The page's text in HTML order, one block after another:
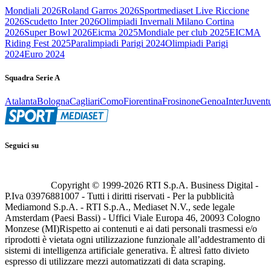
Mondiali 2026Roland Garros 2026Sportmediaset Live Riccione
2026Scudetto Inter 2026Olimpiadi Invernali Milano Cortina
2026Super Bowl 2026Eicma 2025Mondiale per club 2025EICMA
Riding Fest 2025Paralimpiadi Parigi 2024Olimpiadi Parigi
2024Euro 2024
Squadra Serie A
AtalantaBolognaCagliariComoFiorentinaFrosinoneGenoaInter
Seguici su
Copyright © 1999-2026 RTI S.p.A. Business Digital -
P.Iva 03976881007 - Tutti i diritti riservati - Per la pubblicità
Mediamond S.p.A. - RTI S.p.A., Mediaset N.V., sede legale
Amsterdam (Paesi Bassi) - Uffici Viale Europa 46, 20093 Cologno
Monzese (MI)Rispetto ai contenuti e ai dati personali trasmessi e/o
riprodotti è vietata ogni utilizzazione funzionale all’addestramento di
sistemi di intelligenza artificiale generativa. È altresì fatto divieto
espresso di utilizzare mezzi automatizzati di data scraping.